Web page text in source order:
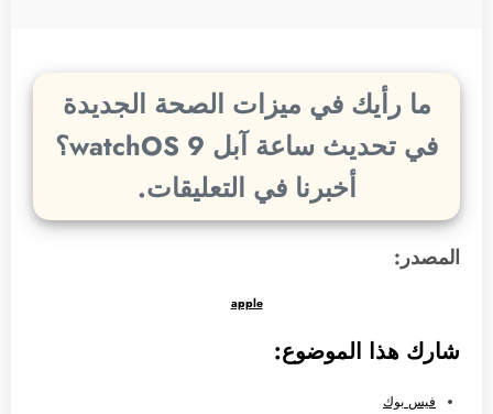
ما رأيك في ميزات الصحة الجديدة
في تحديث ساعة آبل watchOS 9؟
أخبرنا في التعليقات.
المصدر:
apple
شارك هذا الموضوع:
فيس بوك